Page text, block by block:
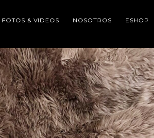
FOTOS & VIDEOS NOSOTROS ESHOP